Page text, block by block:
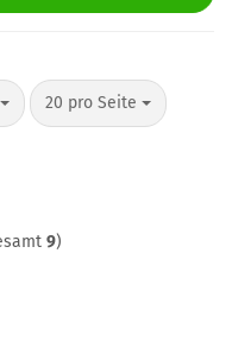
20 pro Seite
pro Seite
9)